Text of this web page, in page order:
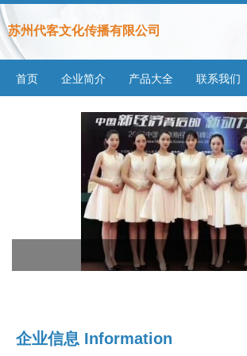
苏州代客文化传播有限公司
首页 企业简介 产品大全 联系我们
企业信息 Information